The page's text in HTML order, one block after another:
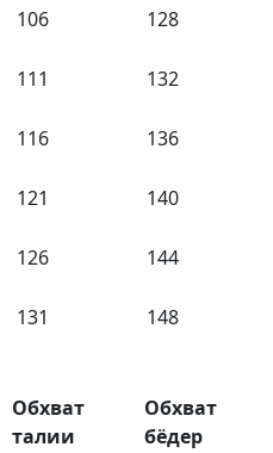
106 128
111 132
116 136
121 140
126 144
131 148
Обхват
талии
Обхват
бёдер